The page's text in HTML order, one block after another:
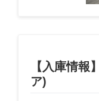
【入庫情報
ア)